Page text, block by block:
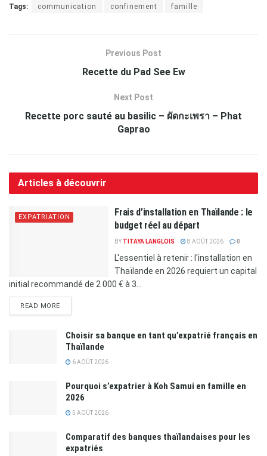
Tags: communication confinement famille
Previous Post
Recette du Pad See Ew
Next Post
Recette porc sauté au basilic – ผัดกะเพรา – Phat
Gaprao
Articles à découvrir
EXPATRIATION
Frais d’installation en Thaïlande : le
budget réel au départ
BY TITAYA LANGLOIS 8 AOÛT 2026 0
L'essentiel à retenir : l'installation en
Thaïlande en 2026 requiert un capital
initial recommandé de 2 000 € à 3...
READ MORE
Choisir sa banque en tant qu’expatrié français en
Thaïlande
6 AOÛT 2026
Pourquoi s’expatrier à Koh Samui en famille en
2026
5 AOÛT 2026
Comparatif des banques thaïlandaises pour les
expatriés